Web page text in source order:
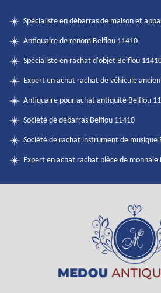
Spécialiste en débarras de maison et
Antiquaire de renom Belflou 11410
Spécialiste en rachat d'objet Belflou
Expert en achat rachat de véhicule
Antiquaire pour achat antiquité Belflou
Société de débarras Belflou 11410
Société de rachat instrument de musique
Expert en achat rachat pièce de monnaie